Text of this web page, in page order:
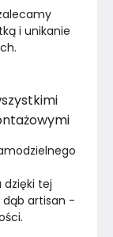
i unikanie
dzięki tej
dąb artisan -